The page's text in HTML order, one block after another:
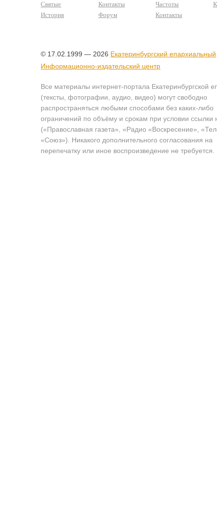
Святые
История
Контакты
Форум
Частоты
Контакты
© 17.02.1999 — 2026 Екатеринбургский епархиальный
Информационно-издательский центр
Все материалы интернет-портала Екатеринбургской
(тексты, фотографии, аудио, видео) могут свободно
распространяться любыми способами без каких-либо
ограничений по объёму и срокам при условии ссылки
(«Православная газета», «Радио «Воскресение»,
«Союз»). Никакого дополнительного согласования на
перепечатку или иное воспроизведение не требуется.